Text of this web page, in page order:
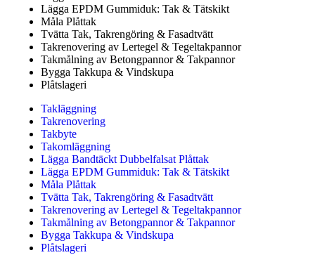
Lägga EPDM Gummiduk: Tak & Tätskikt
Måla Plåttak
Tvätta Tak, Takrengöring & Fasadtvätt
Takrenovering av Lertegel & Tegeltakpannor
Takmålning av Betongpannor & Takpannor
Bygga Takkupa & Vindskupa
Plåtslageri
Takläggning
Takrenovering
Takbyte
Takomläggning
Lägga Bandtäckt Dubbelfalsat Plåttak
Lägga EPDM Gummiduk: Tak & Tätskikt
Måla Plåttak
Tvätta Tak, Takrengöring & Fasadtvätt
Takrenovering av Lertegel & Tegeltakpannor
Takmålning av Betongpannor & Takpannor
Bygga Takkupa & Vindskupa
Plåtslageri